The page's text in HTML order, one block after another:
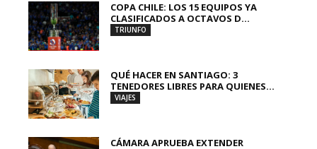
COPA CHILE: LOS 15 EQUIPOS YA
CLASIFICADOS A OCTAVOS D...
TRIUNFO
QUÉ HACER EN SANTIAGO: 3
TENEDORES LIBRES PARA QUIENES...
VIAJES
CÁMARA APRUEBA EXTENDER